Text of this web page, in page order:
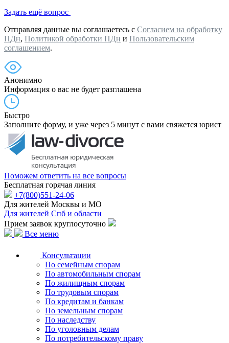
Задать ещё вопрос
Отправляя данные вы соглашаетесь с Согласием на обработку
ПДн, Политикой обработки ПДн и Пользовательским
соглашением.
Анонимно
Информация о вас не будет разглашена
Быстро
Заполните форму, и уже через 5 минут с вами свяжется юрист
Поможем ответить на все вопросы
Бесплатная горячая линия
+7(800)551-24-06
Для жителей Москвы и МО
Для жителей Спб и области
Прием заявок круглосуточно
Все меню
Консультации
По семейным спорам
По автомобильным спорам
По жилищным спорам
По трудовым спорам
По кредитам и банкам
По земельным спорам
По наследству
По уголовным делам
По потребительскому праву